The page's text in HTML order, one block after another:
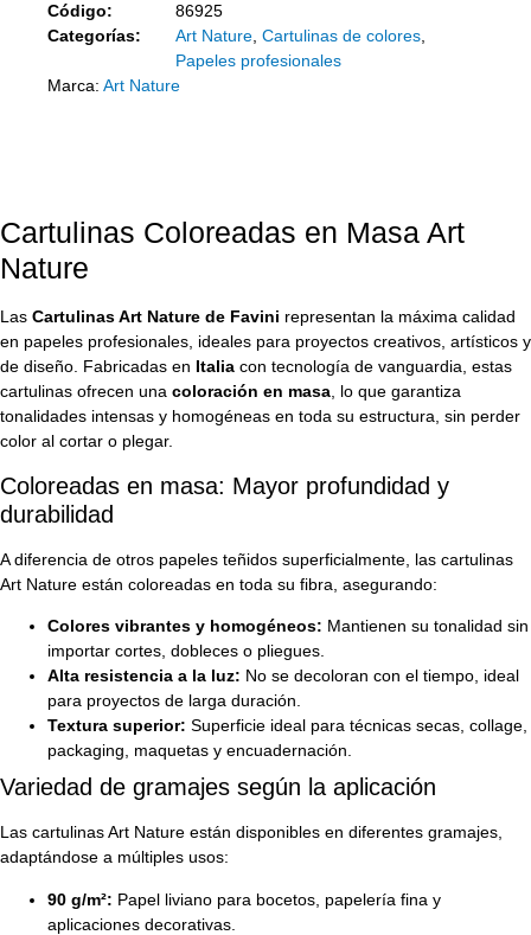
Código:
86925
Categorías:
Art Nature, Cartulinas de colores,
Papeles profesionales
Marca: Art Nature
Cartulinas Coloreadas en Masa Art
Nature
Las Cartulinas Art Nature de Favini representan la máxima calidad
en papeles profesionales, ideales para proyectos creativos, artísticos y
de diseño. Fabricadas en Italia con tecnología de vanguardia, estas
cartulinas ofrecen una coloración en masa, lo que garantiza
tonalidades intensas y homogéneas en toda su estructura, sin perder
color al cortar o plegar.
Coloreadas en masa: Mayor profundidad y
durabilidad
A diferencia de otros papeles teñidos superficialmente, las cartulinas
Art Nature están coloreadas en toda su fibra, asegurando:
Colores vibrantes y homogéneos: Mantienen su tonalidad sin
importar cortes, dobleces o pliegues.
Alta resistencia a la luz: No se decoloran con el tiempo, ideal
para proyectos de larga duración.
Textura superior: Superficie ideal para técnicas secas, collage,
packaging, maquetas y encuadernación.
Variedad de gramajes según la aplicación
Las cartulinas Art Nature están disponibles en diferentes gramajes,
adaptándose a múltiples usos:
90 g/m²: Papel liviano para bocetos, papelería fina y
aplicaciones decorativas.